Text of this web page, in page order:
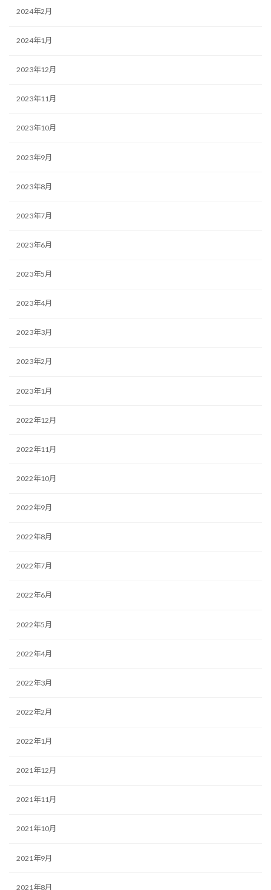
2024年2月
2024年1月
2023年12月
2023年11月
2023年10月
2023年9月
2023年8月
2023年7月
2023年6月
2023年5月
2023年4月
2023年3月
2023年2月
2023年1月
2022年12月
2022年11月
2022年10月
2022年9月
2022年8月
2022年7月
2022年6月
2022年5月
2022年4月
2022年3月
2022年2月
2022年1月
2021年12月
2021年11月
2021年10月
2021年9月
2021年8月